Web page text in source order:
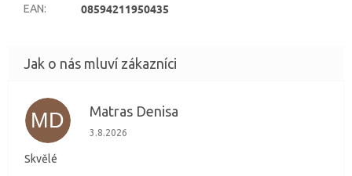
EAN: 08594211950435
MD Matras Denisa
Hodnocení obchodu je 5 z 5 hvězdiček.
3.8.2026
Skvělé